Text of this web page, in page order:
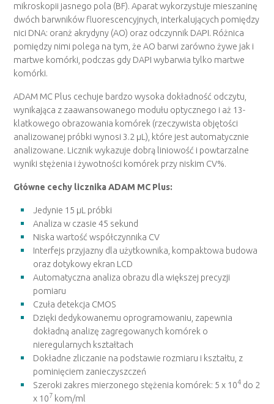
mikroskopii jasnego pola (BF). Aparat wykorzystuje mieszaninę
dwóch barwników fluorescencyjnych, interkalujących pomiędzy
nici DNA: oranż akrydyny (AO) oraz odczynnik DAPI. Różnica
pomiędzy nimi polega na tym, że AO barwi zarówno żywe jak i
martwe komórki, podczas gdy DAPI wybarwia tylko martwe
komórki.
ADAM MC Plus cechuje bardzo wysoka dokładność odczytu,
wynikająca z zaawansowanego modułu optycznego i aż 13-
klatkowego obrazowania komórek (rzeczywista objętości
analizowanej próbki wynosi 3.2 µL), które jest automatycznie
analizowane. Licznik wykazuje dobrą liniowość i powtarzalne
wyniki stężenia i żywotności komórek przy niskim CV%.
Główne cechy licznika ADAM MC Plus:
Jedynie 15 µL próbki
Analiza w czasie 45 sekund
Niska wartość współczynnika CV
Interfejs przyjazny dla użytkownika, kompaktowa budowa
oraz dotykowy ekran LCD
Automatyczna analiza obrazu dla większej precyzji
pomiaru
Czuła detekcja CMOS
Dzięki dedykowanemu oprogramowaniu, zapewnia
dokładną analizę zagregowanych komórek o
nieregularnych kształtach
Dokładne zliczanie na podstawie rozmiaru i kształtu, z
pominięciem zanieczyszczeń
Szeroki zakres mierzonego stężenia komórek: 5 x 104 do 2
x 107 kom/ml